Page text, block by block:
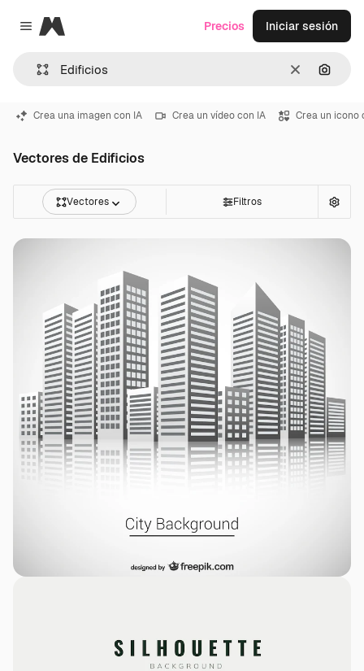
Close menu
Magnific
Borrar
Precios Iniciar sesión
Crea una imagen con IA Crea un vídeo con IA Crea un icono
Vectores de Edificios
Vectores Filtros